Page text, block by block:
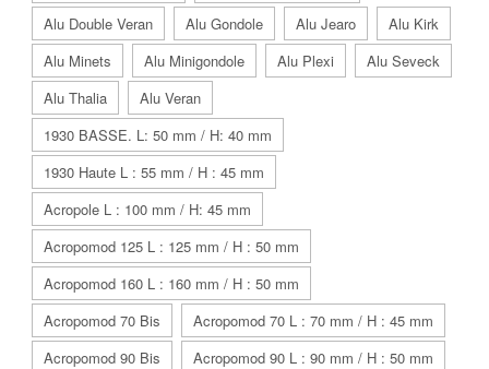
Alu Double Veran
Alu Gondole Alu Jearo
Alu Kirk
Alu Minets
Alu Minigondole Alu Plexi
Alu Seveck
Alu Thalia
Alu Veran
1930 BASSE. L: 50 mm / H: 40 mm
1930 Haute L : 55 mm / H : 45 mm
Acropole L : 100 mm / H: 45 mm
Acropomod 125 L : 125 mm / H : 50 mm
Acropomod 160 L : 160 mm / H : 50 mm
Acropomod 70 Bis
Acropomod 70 L : 70 mm / H : 45 mm
Acropomod 90 Bis
Acropomod 90 L : 90 mm / H : 50 mm